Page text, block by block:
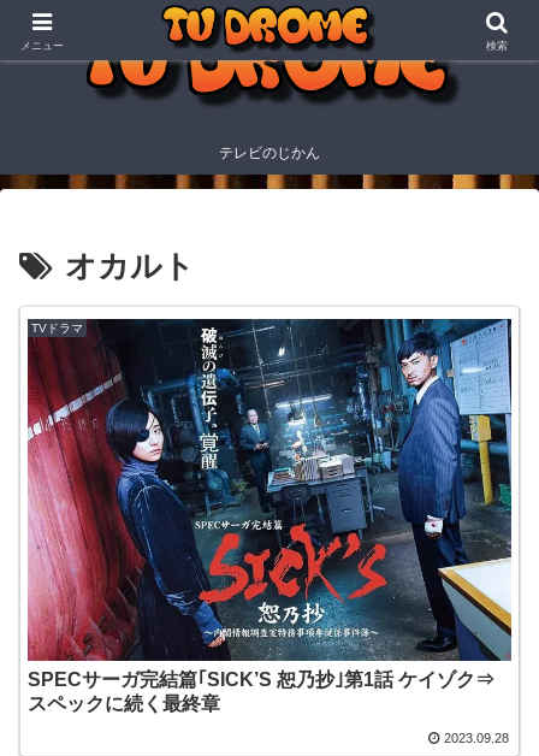
テレビのじかん
オカルト
TVドラマ
SPECサーガ完結篇｢SICK’S 恕乃抄｣第1話 ケイゾク⇒
スペックに続く最終章
2023.09.28
メニュー 検索